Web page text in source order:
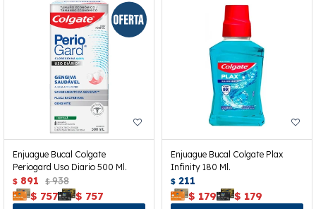
Enjuague Bucal Colgate
Periogard Uso Diario 500 Ml.
$ 891 $ 938
$ 757 $ 757
Enjuague Bucal Colgate Plax
Infinity 180 Ml.
$ 211
$ 179 $ 179